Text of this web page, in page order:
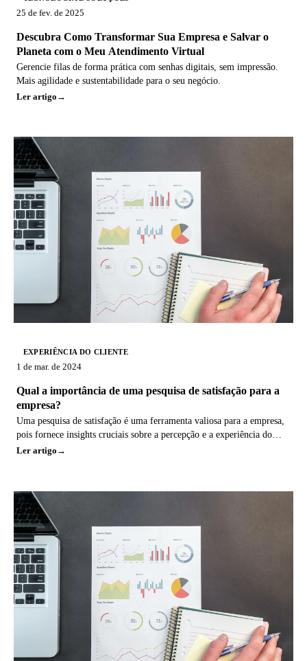
25 de fev. de 2025
Descubra Como Transformar Sua Empresa e Salvar o
Planeta com o Meu Atendimento Virtual
Gerencie filas de forma prática com senhas digitais, sem impressão.
Mais agilidade e sustentabilidade para o seu negócio.
Ler artigo
EXPERIÊNCIA DO CLIENTE
1 de mar. de 2024
Qual a importância de uma pesquisa de satisfação para a
empresa?
Uma pesquisa de satisfação é uma ferramenta valiosa para a empresa,
pois fornece insights cruciais sobre a percepção e a experiência do
cliente em relação aos
Ler artigo